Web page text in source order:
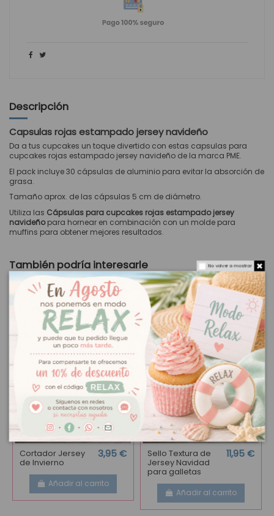
Descripción
Capsulas rojas estampado jersey navideño
Da a tus cupcakes un toque divertido con estas capsulas para
cupcakes rojas estampado jersey navideño de la marca PME.
El pack incluye 30 cápsulas de aluminio para evitar la absorción de
grasa.
Tamaño aprox. de las cápsulas 5 cm de diámetro.
Utiliza las Cápsulas para cupcakes rojas estampado jersey
navideñopara hornear en combinación con un molde para
muffins para obtener mejores resultados.
También podría interesarle
Cortador Jersey
de Invierno
3,95 €
Añadir al carrito
Sello Textura de
Jersey Navidad
para galletas
11,95 €
Añadir al carrito
No volver a mostrar